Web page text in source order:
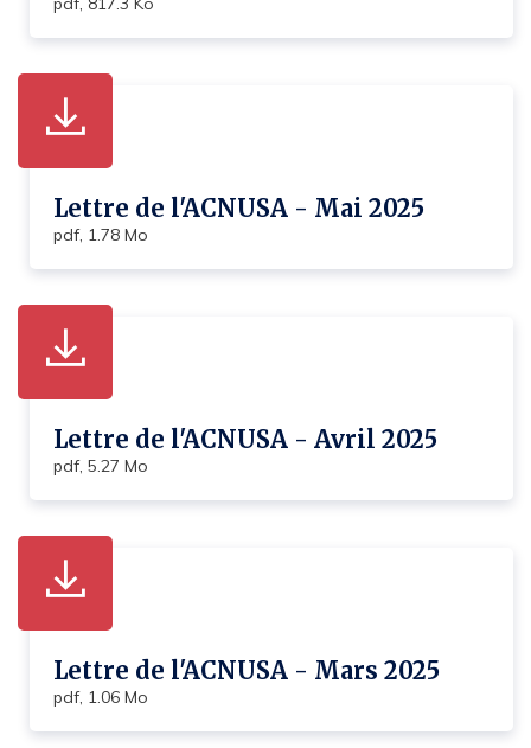
Lettre de l'ACNUSA - Mai 2025
pdf, 1.78 Mo
Lettre de l'ACNUSA - Avril 2025
pdf, 5.27 Mo
Lettre de l'ACNUSA - Mars 2025
pdf, 1.06 Mo